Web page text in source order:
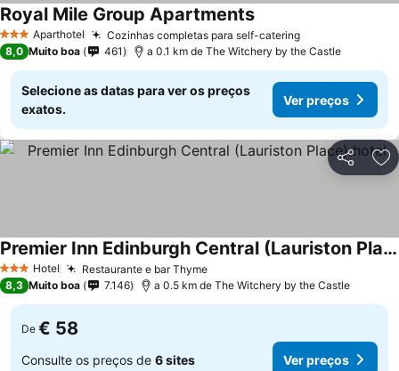
3 EstrelasAparthotel Cozinhas completas para self-cateringVer preços
Royal Mile Group ApartmentsVer preços
8,0 Muito boa 461 a 0.1 km de The Witchery by the Castle
Selecione as datas para ver os preços
exatos.
Ver preços
Partilhar
3 EstrelasHotel Restaurante e bar ThymeVer preços
Premier Inn Edinburgh Central (Lauriston Place) hotel
Ver preços
8,3 Muito boa 7.146 a 0.5 km de The Witchery by the Castle
De € 58
Consulte os preços de 6 sites Ver preços